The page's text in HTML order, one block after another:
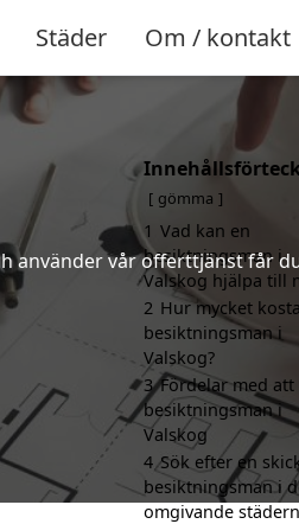
Städer Om / kontakt
använder vår offerttjänst får
gömma
1 Vad kan en
besiktningsman i
Valskog hjälpa till
2 Hur mycket
besiktningsman i
Valskog?
3 Fördelar med att
besiktningsman i
Valskog
4 Sök efter en
besiktningsman i
omgivande